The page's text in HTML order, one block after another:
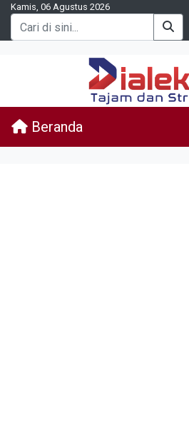
Kamis, 06 Agustus 2026
Beranda